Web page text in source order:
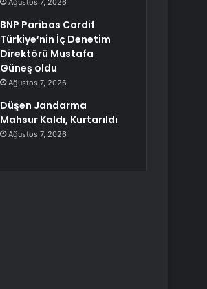
Ağustos 7, 2026
BNP Paribas Cardif
Türkiye’nin İç Denetim
Direktörü Mustafa
Güneş oldu
Ağustos 7, 2026
Düşen Jandarma
Mahsur Kaldı, Kurtarıldı
Ağustos 7, 2026